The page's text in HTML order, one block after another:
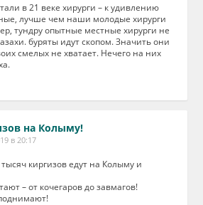
в 21 веке хирурги – к удивлению
лучше чем наши молодые хирурги
тундру опытные местные хирурги не
буряты идут скопом. Значить они
смелых не хватает. Нечего на них
на Колыму!
в 20:17
тысяч киргизов едут на Колыму и
– от кочегаров до завмагов!